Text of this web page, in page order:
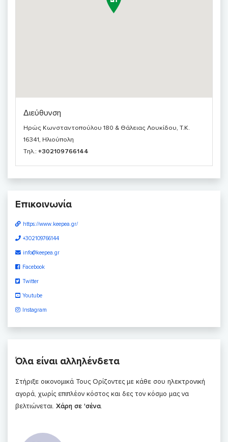
Διεύθυνση
Ηρώς Κωνσταντοπούλου 180 & Θάλειας Λουκίδου, T.K.
16341, Ηλιούπολη
Τηλ.: +302109766144
Επικοινωνία
https://www.keepea.gr/
+302109766144
info@keepea.gr
Facebook
Twitter
Youtube
Instagram
Όλα είναι αλληλένδετα
Στήριξε οικονομικά Τους Ορίζοντες με κάθε σου ηλεκτρονική
αγορά, χωρίς επιπλέον κόστος και δες τον κόσμο μας να
βελτιώνεται. Χάρη σε 'σένα.